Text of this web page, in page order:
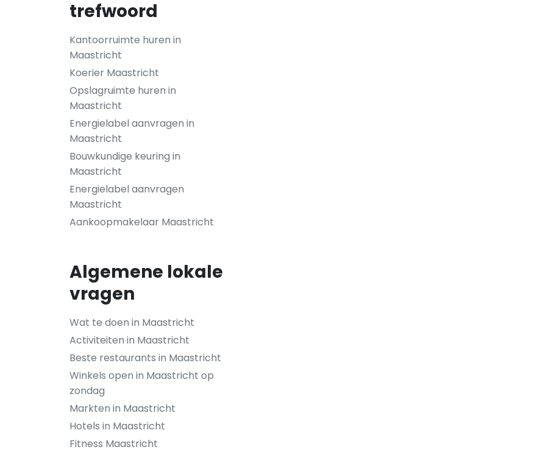
trefwoord
Kantoorruimte huren in
Maastricht
Koerier Maastricht
Opslagruimte huren in
Maastricht
Energielabel aanvragen in
Maastricht
Bouwkundige keuring in
Maastricht
Energielabel aanvragen
Maastricht
Aankoopmakelaar Maastricht
Algemene lokale
vragen
Wat te doen in Maastricht
Activiteiten in Maastricht
Beste restaurants in Maastricht
Winkels open in Maastricht op
zondag
Markten in Maastricht
Hotels in Maastricht
Fitness Maastricht